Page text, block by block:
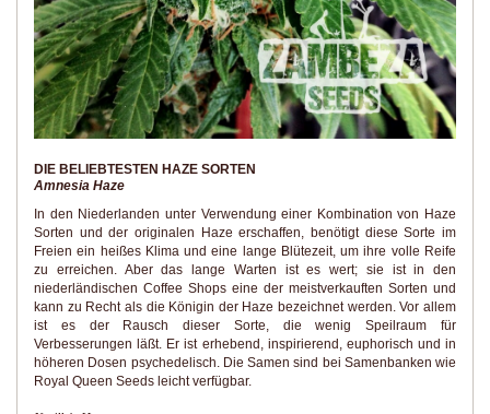
DIE BELIEBTESTEN HAZE SORTEN
Amnesia Haze
In den Niederlanden unter Verwendung einer Kombination von Haze
Sorten und der originalen Haze erschaffen, benötigt diese Sorte im
Freien ein heißes Klima und eine lange Blütezeit, um ihre volle Reife
zu erreichen. Aber das lange Warten ist es wert; sie ist in den
niederländischen Coffee Shops eine der meistverkauften Sorten und
kann zu Recht als die Königin der Haze bezeichnet werden. Vor allem
ist es der Rausch dieser Sorte, die wenig Speilraum für
Verbesserungen läßt. Er ist erhebend, inspirierend, euphorisch und in
höheren Dosen psychedelisch. Die Samen sind bei Samenbanken wie
Royal Queen Seeds leicht verfügbar.